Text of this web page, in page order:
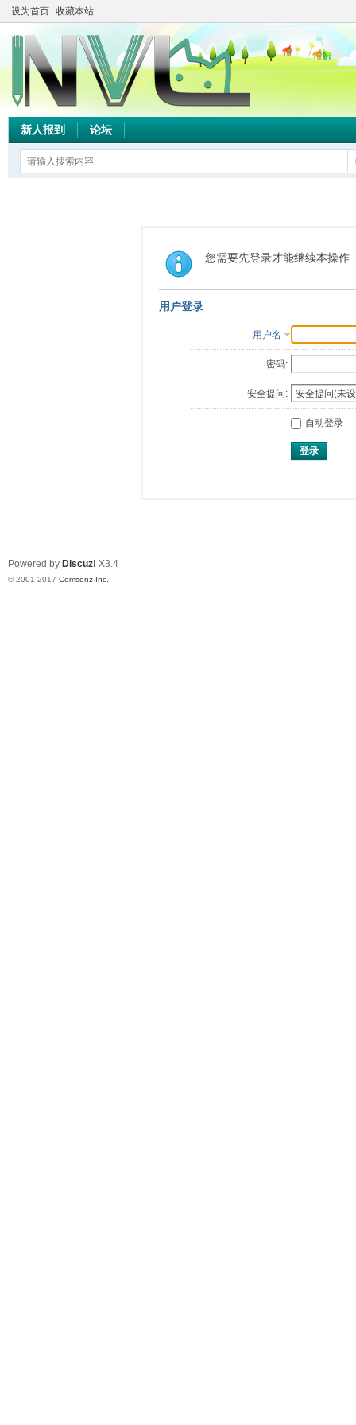
设为首页 收藏本站
新人报到 论坛
您需要先登录才能继续本操作
用户登录
用户名
密码:
安全提问:
自动登录
登录
Powered by Discuz! X3.4
© 2001-2017 Comsenz Inc.